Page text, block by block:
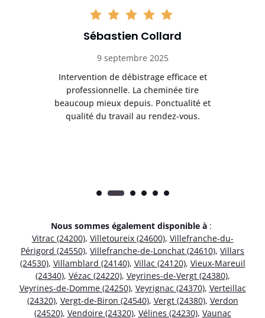
Sébastien Collard
9 septembre 2025
Intervention de débistrage efficace et
professionnelle. La cheminée tire
beaucoup mieux depuis. Ponctualité et
qualité du travail au rendez-vous.
Nous sommes également disponible à :
Vitrac (24200), Villetoureix (24600), Villefranche-du-
Périgord (24550), Villefranche-de-Lonchat (24610), Villars
(24530), Villamblard (24140), Villac (24120), Vieux-Mareuil
(24340), Vézac (24220), Veyrines-de-Vergt (24380),
Veyrines-de-Domme (24250), Veyrignac (24370), Verteillac
(24320), Vergt-de-Biron (24540), Vergt (24380), Verdon
(24520), Vendoire (24320), Vélines (24230), Vaunac